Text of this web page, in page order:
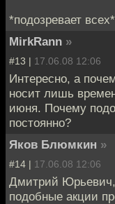
*подозревает всех*
MirkRann »
#13 | 17.06.08 12:06
Интересно, а
носит лишь
июня. Почему
постоянно?
Яков Блюмкин »
#14 | 17.06.08 12:06
Дмитрий
подобные акции